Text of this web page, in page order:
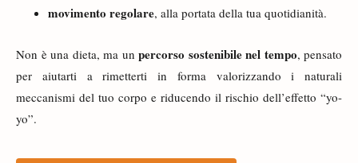
movimento regolare, alla portata della tua quotidianità.
Non è una dieta, ma un percorso sostenibile nel tempo, pensato
per aiutarti a rimetterti in forma valorizzando i naturali
meccanismi del tuo corpo e riducendo il rischio dell’effetto “yo-
yo”.